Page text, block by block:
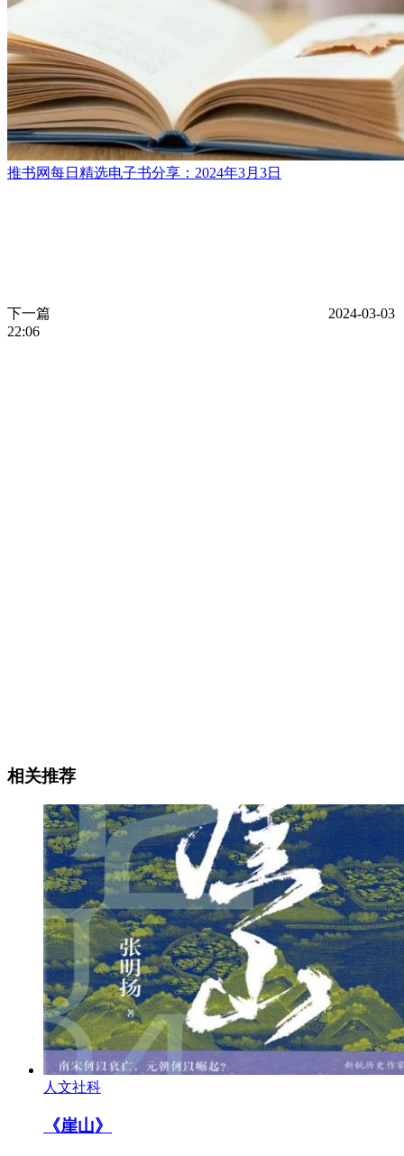
推书网每日精选电子书分享：2024年3月3日
下一篇
2024-03-03
22:06
相关推荐
人文社科
《崖山》